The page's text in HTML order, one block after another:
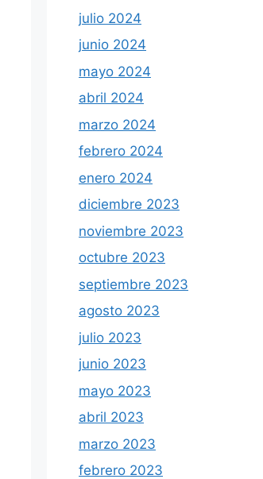
julio 2024
junio 2024
mayo 2024
abril 2024
marzo 2024
febrero 2024
enero 2024
diciembre 2023
noviembre 2023
octubre 2023
septiembre 2023
agosto 2023
julio 2023
junio 2023
mayo 2023
abril 2023
marzo 2023
febrero 2023